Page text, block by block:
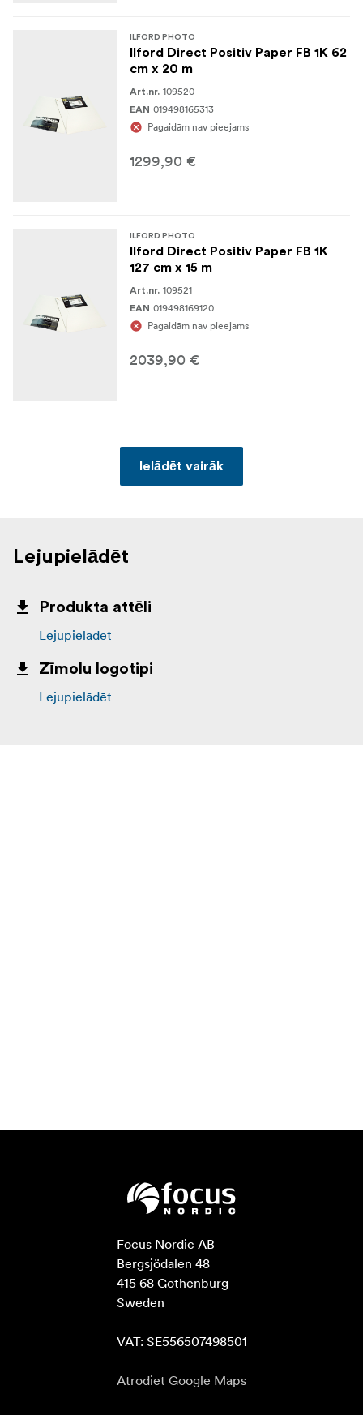
ILFORD PHOTO
Ilford Direct Positiv Paper FB 1K 62
cm x 20 m
Art.nr. 109520
EAN 019498165313
Pagaidām nav pieejams
1299,90 €
ILFORD PHOTO
Ilford Direct Positiv Paper FB 1K
127 cm x 15 m
Art.nr. 109521
EAN 019498169120
Pagaidām nav pieejams
2039,90 €
Ielādēt vairāk
Lejupielādēt
Produkta attēli
Lejupielādēt
Zīmolu logotipi
Lejupielādēt
Focus Nordic AB
Bergsjödalen 48
415 68 Gothenburg
Sweden
VAT: SE556507498501
Atrodiet Google Maps